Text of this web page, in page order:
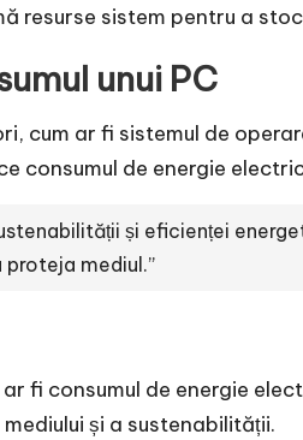
resurse sistem pentru a
unui PC
cum ar fi sistemul de
consumul de energie
și eficienței
proteja mediul.”
fi consumul de energie
și a sustenabilității.